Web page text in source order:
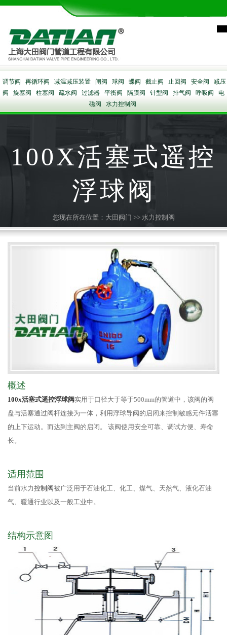
调节阀 再循环阀 减温减压装置 闸阀 球阀 蝶阀 截止阀 止回阀 安全阀
减压
阀
旋塞阀 柱塞阀 疏水阀 过滤器 平衡阀 隔膜阀 针型阀 排气阀 呼吸阀
电
磁阀
水力控制阀
100X活塞式遥控
浮球阀
您现在所在位置： 大田阀门 >> 水力控制阀
概述
100x活塞式遥控浮球阀实用于口径大于等于500mm的管道中，该阀的阀
盘与活塞通过阀杆连接为一体，利用浮球导阀的启闭来控制敏感元件活塞
的上下运动。而达到主阀的启闭。 该阀使用安全可靠、调试方便、寿命
长。
适用范围
当前水力控制阀被广泛用于石油化工、化工、煤气、天然气、液化石油
气、暖通行业以及一般工业中。
结构示意图